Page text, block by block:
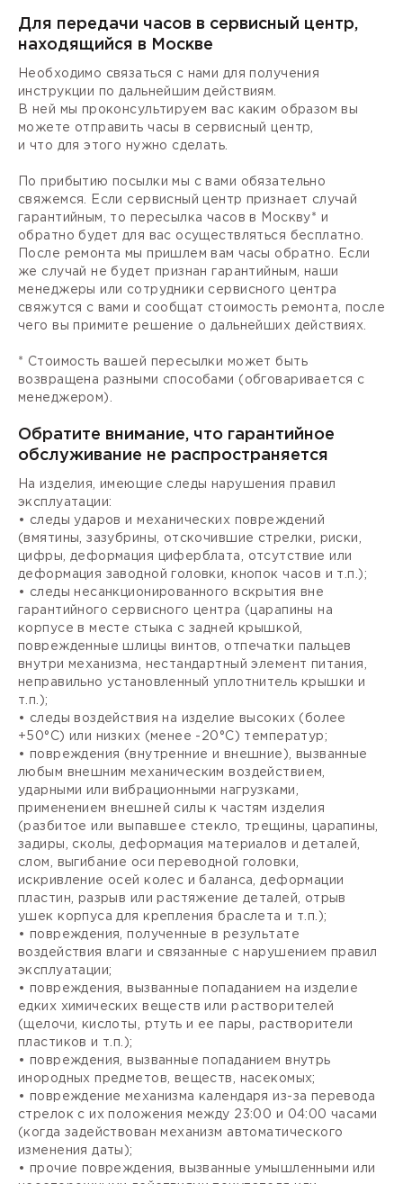
Для передачи часов в сервисный центр,
находящийся в Москве
Необходимо связаться с нами для получения
инструкции по дальнейшим действиям.
В ней мы проконсультируем вас каким образом вы
можете отправить часы в сервисный центр,
и что для этого нужно сделать.
По прибытию посылки мы с вами обязательно
свяжемся. Если сервисный центр признает случай
гарантийным, то пересылка часов в Москву* и
обратно будет для вас осуществляться бесплатно.
После ремонта мы пришлем вам часы обратно. Если
же случай не будет признан гарантийным, наши
менеджеры или сотрудники сервисного центра
свяжутся с вами и сообщат стоимость ремонта, после
чего вы примите решение о дальнейших действиях.
* Стоимость вашей пересылки может быть
возвращена разными способами (обговаривается с
менеджером).
Обратите внимание, что гарантийное
обслуживание не распространяется
На изделия, имеющие следы нарушения правил
эксплуатации:
• следы ударов и механических повреждений
(вмятины, зазубрины, отскочившие стрелки, риски,
цифры, деформация циферблата, отсутствие или
деформация заводной головки, кнопок часов и т.п.);
• следы несанкционированного вскрытия вне
гарантийного сервисного центра (царапины на
корпусе в месте стыка с задней крышкой,
поврежденные шлицы винтов, отпечатки пальцев
внутри механизма, нестандартный элемент питания,
неправильно установленный уплотнитель крышки и
т.п.);
• следы воздействия на изделие высоких (более
+50°С) или низких (менее -20°С) температур;
• повреждения (внутренние и внешние), вызванные
любым внешним механическим воздействием,
ударными или вибрационными нагрузками,
применением внешней силы к частям изделия
(разбитое или выпавшее стекло, трещины, царапины,
задиры, сколы, деформация материалов и деталей,
слом, выгибание оси переводной головки,
искривление осей колес и баланса, деформации
пластин, разрыв или растяжение деталей, отрыв
ушек корпуса для крепления браслета и т.п.);
• повреждения, полученные в результате
воздействия влаги и связанные с нарушением правил
эксплуатации;
• повреждения, вызванные попаданием на изделие
едких химических веществ или растворителей
(щелочи, кислоты, ртуть и ее пары, растворители
пластиков и т.п.);
• повреждения, вызванные попаданием внутрь
инородных предметов, веществ, насекомых;
• повреждение механизма календаря из-за перевода
стрелок с их положения между 23:00 и 04:00 часами
(когда задействован механизм автоматического
изменения даты);
• прочие повреждения, вызванные умышленными или